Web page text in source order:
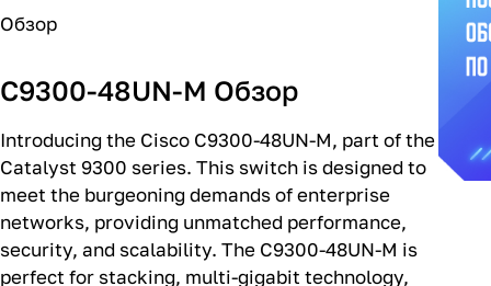
Обзор
C9300-48UN-M Обзор
Introducing the Cisco C9300-48UN-M, part of the
Catalyst 9300 series. This switch is designed to
meet the burgeoning demands of enterprise
networks, providing unmatched performance,
security, and scalability. The C9300-48UN-M is
perfect for stacking, multi-gigabit technology,